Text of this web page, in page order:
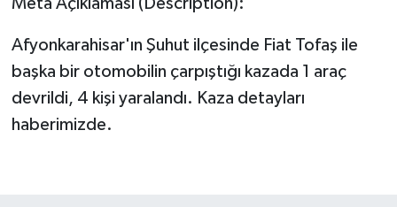
Meta Açıklaması (Description):
Afyonkarahisar'ın Şuhut ilçesinde Fiat Tofaş ile
başka bir otomobilin çarpıştığı kazada 1 araç
devrildi, 4 kişi yaralandı. Kaza detayları
haberimizde.